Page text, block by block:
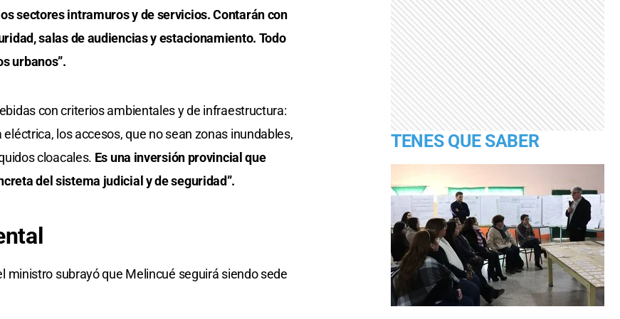
sectores intramuros y de servicios. Contarán con
salas de audiencias y estacionamiento. Todo
urbanos”.
con criterios ambientales y de infraestructura:
los accesos, que no sean zonas inundables,
cloacales. Es una inversión provincial que
del sistema judicial y de seguridad”.
ministro subrayó que Melincué seguirá siendo sede
TENES QUE SABER